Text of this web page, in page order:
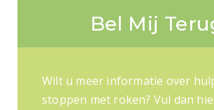
Bel Mij
Wilt u meer informatie over
stoppen met roken? Vul dan